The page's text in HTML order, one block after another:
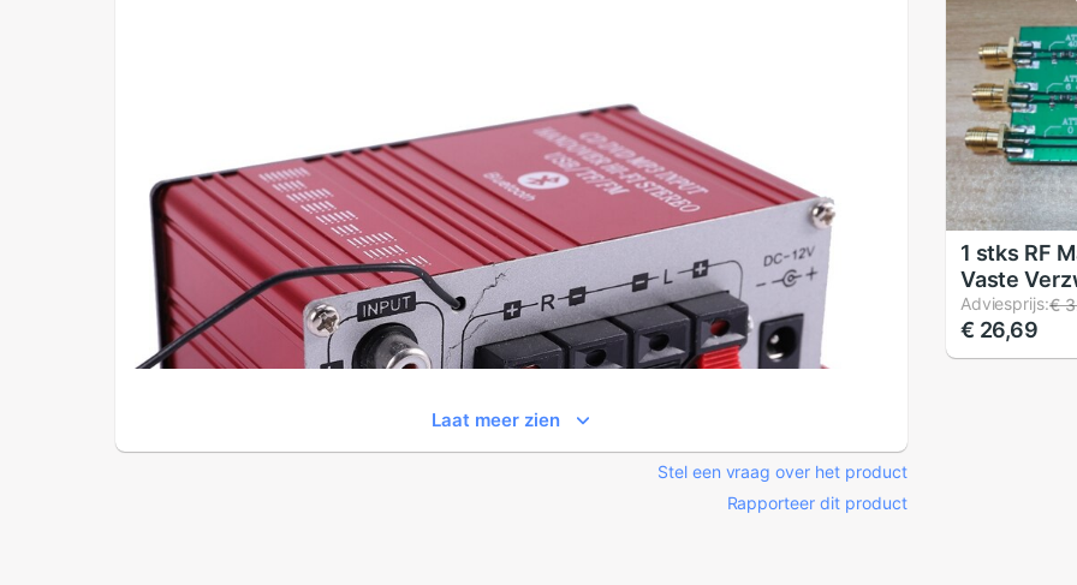
Laat meer zien
Stel een vraag over het product
Rapporteer dit product
1 stks RF
Vaste
4.0 ghz
Adviesprijs:€
€ 26,69